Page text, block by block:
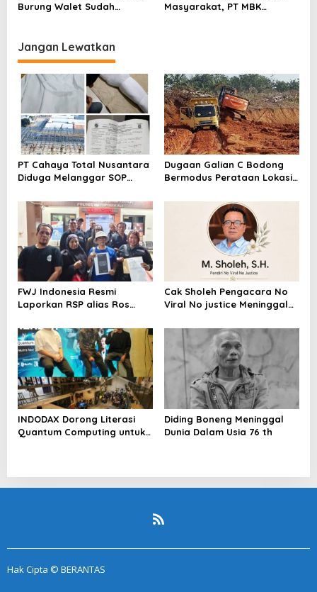
Burung Walet Sudah
Segera Lakukan Penahanan
Masyarakat, PT MBK
Jangan Lewatkan
PT Cahaya Total Nusantara
Diduga Melanggar SOP
Kerja Hingga meninggal
Dunia, Kluarga Korban
Merasa Di abaikan
Dugaan Galian C Bodong
Bermodus Perataan Lokasi
Riau Akan Tinjauan Lokasi
FWJ Indonesia Resmi
Laporkan RSP alias Ros
Cak Sholeh Pengacara No
Viral No justice Meninggal
INDODAX Dorong Literasi
Quantum Computing untuk
Diding Boneng Meninggal
Dunia Dalam Usia 76 th
Hak Cipta © BERANTAS